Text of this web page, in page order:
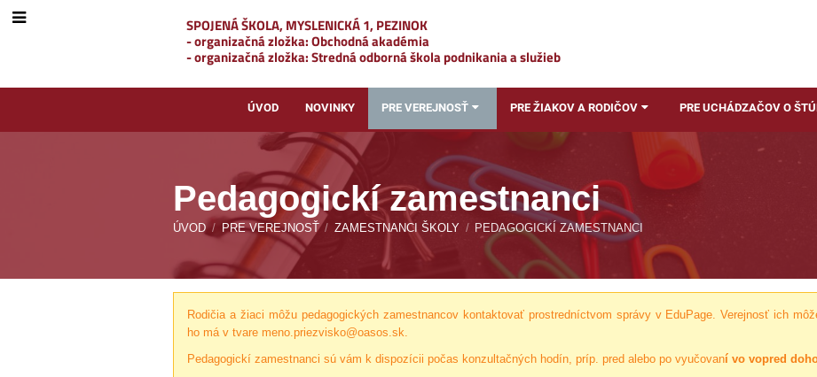
SPOJENÁ ŠKOLA, MYSLENICKÁ 1, PEZINOK
- organizačná zložka: Obchodná akadémia
- organizačná zložka: Stredná odborná škola podnikania a služieb
ÚVOD NOVINKY PRE VEREJNOSŤ PRE ŽIAKOV A RODIČOV PRE UCHÁDZAČOV O
Pedagogickí zamestnanci
ÚVOD / PRE VEREJNOSŤ / ZAMESTNANCI ŠKOLY / PEDAGOGICKÍ ZAMESTNANCI
Pedagogickí
zamestnanci
Rodičia a žiaci môžu pedagogických zamestnancov kontaktovať prostredníctvom správy v EduPage. Verejnosť ich
ho má v tvare meno.priezvisko@oasos.sk.
Pedagogickí zamestnanci sú vám k dispozícii počas konzultačných hodín, príp. pred alebo po vyučovaní vo vopred